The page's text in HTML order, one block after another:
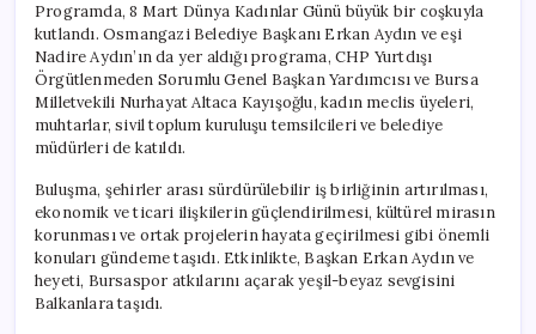
Programda, 8 Mart Dünya Kadınlar Günü büyük bir coşkuyla
kutlandı. Osmangazi Belediye Başkanı Erkan Aydın ve eşi
Nadire Aydın’ın da yer aldığı programa, CHP Yurtdışı
Örgütlenmeden Sorumlu Genel Başkan Yardımcısı ve Bursa
Milletvekili Nurhayat Altaca Kayışoğlu, kadın meclis üyeleri,
muhtarlar, sivil toplum kuruluşu temsilcileri ve belediye
müdürleri de katıldı.
Buluşma, şehirler arası sürdürülebilir iş birliğinin artırılması,
ekonomik ve ticari ilişkilerin güçlendirilmesi, kültürel mirasın
korunması ve ortak projelerin hayata geçirilmesi gibi önemli
konuları gündeme taşıdı. Etkinlikte, Başkan Erkan Aydın ve
heyeti, Bursaspor atkılarını açarak yeşil-beyaz sevgisini
Balkanlara taşıdı.